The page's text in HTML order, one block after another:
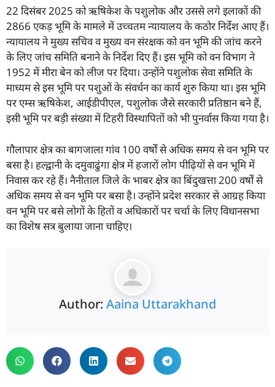
22 दिसंबर 2025 को ऋषिकेश के पशुलोक और उससे लगे इलाकों की
2866 एकड़ भूमि के मामले में उच्चतम न्यायालय के कठोर निर्देश आए हैं।
न्यायालय ने मुख्य सचिव व मुख्य वन संरक्षक को वन भूमि की जांच करने
के लिए जांच समिति बनाने के निर्देश दिए हैं। इस भूमि को वन विभाग ने
1952 में मीरा बेन को लीज पर दिया। उन्होंने पशुलोक सेवा समिति के
माध्यम से इस भूमि पर पशुओं के संवर्धन का कार्य शुरु किया था। इस भूमि
पर एम्स ऋषिकेश, आईडीपीएल, पशुलोक जैसे सरकारी प्रतिष्ठान बने हैं,
इसी भूमि पर बड़ी संख्या में टिहरी विस्थापितों को भी पुनर्वास किया गया है।
गौलापार क्षेत्र का बागजाला गांव 100 वर्षों से अधिक समय से वन भूमि पर
बसा है। हल्द्वानी के दमुवाढुंगा क्षेत्र में हजारों लोग पीढ़ियों से वन भूमि में
निवास कर रहे हैं। नैनीताल जिले के भाबर क्षेत्र का बिंदुखत्ता 200 वर्षों से
अधिक समय से वन भूमि पर बसा है। उन्होंने प्रदेश सरकार से आग्रह किया
वन भूमि पर बसे लोगों के हितों व अधिकारों पर चर्चा के लिए विधानसभा
का विशेष सत्र बुलाया जाना चाहिए।
Author: Aaina Uttarakhand